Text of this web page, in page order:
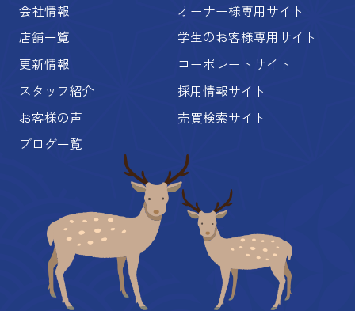
会社情報
店舗一覧
更新情報
スタッフ紹介
お客様の声
ブログ一覧
オーナー様専用サイト
学生のお客様専用サイト
コーポレートサイト
採用情報サイト
売買検索サイト